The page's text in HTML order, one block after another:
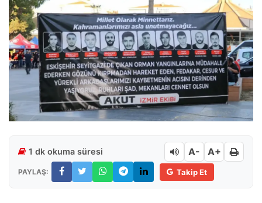
1 dk okuma süresi A- A+
PAYLAŞ: Takip Et